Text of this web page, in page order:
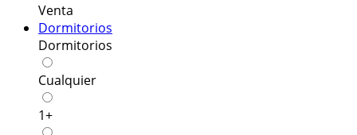
Venta
Dormitorios
Dormitorios
Cualquier
1+